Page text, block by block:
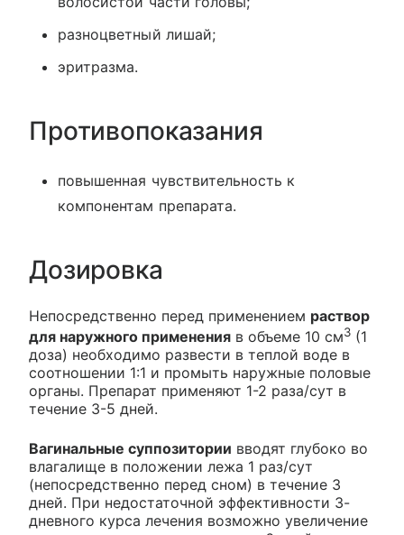
разноцветный лишай;
эритразма.
Противопоказания
повышенная чувствительность к
компонентам препарата.
Дозировка
Непосредственно перед применением раствор
для наружного применения в объеме 10 см3 (1
доза) необходимо развести в теплой воде в
соотношении 1:1 и промыть наружные половые
органы. Препарат применяют 1-2 раза/сут в
течение 3-5 дней.
Вагинальные суппозитории вводят глубоко во
влагалище в положении лежа 1 раз/сут
(непосредственно перед сном) в течение 3
дней. При недостаточной эффективности 3-
дневного курса лечения возможно увеличение